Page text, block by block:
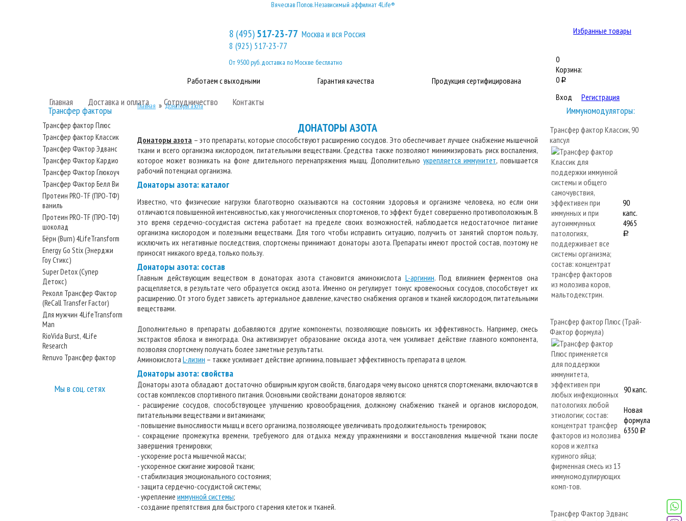
Главная Доставка и оплата Сотрудничество Контакты
Избранные товары
0
Корзина:
0 q
Работаем с выходными Гарантия качества Продукция сертифицирована
8 (495)517-23-77 Москва и вся Россия
8 (925) 517-23-77
От 9500 руб. доставка по Москве бесплатно
Вячеслав Попов. Независимый аффилиат 4Life®
Вход Регистрация
Трансфер факторы
Трансфер фактор Плюс
Трансфер фактор Классик
Трансфер Фактор Эдванс
Трансфер Фактор Кардио
Трансфер Фактор Глюкоуч
Трансфер Фактор Белл Ви
Протеин PRO-TF (ПРО-ТФ)
ваниль
Протеин PRO-TF (ПРО-ТФ)
шоколад
Бёрн (Burn) 4LifeTransform
Energy Go Stix (Энерджи
Гоу Стикс)
Super Detox (Супер
Детокс)
Реколл Трансфер Фактор
(ReCall Transfer Factor)
Для мужчин 4LifeTransform
Man
RioVida Burst, 4Life
Research
Renuvo Трансфер фактор
Мы в соц. сетях
Главная »Донаторы азота
ДОНАТОРЫ АЗОТА
Донаторы азота – это препараты, которые способствуют расширению сосудов. Это обеспечивает лучшее снабжение мышечной
ткани и всего организма кислородом, питательными веществами. Средства также позволяют минимизировать риск воспаления,
которое может возникать на фоне длительного перенапряжения мышц. Дополнительно укрепляется иммунитет, повышается
рабочий потенциал организма.
Донаторы азота: каталог
Известно, что физические нагрузки благотворно сказываются на состоянии здоровья и организме человека, но если они
отличаются повышенной интенсивностью, как у многочисленных спортсменов, то эффект будет совершенно противоположным. В
это время сердечно-сосудистая система работает на пределе своих возможностей, наблюдается недостаточное питание
организма кислородом и полезными веществами. Для того чтобы исправить ситуацию, получить от занятий спортом пользу,
исключить их негативные последствия, спортсмены принимают донаторы азота. Препараты имеют простой состав, поэтому не
приносят никакого вреда, только пользу.
Донаторы азота: состав
Главным действующим веществом в донаторах азота становится аминокислота L-аргинин. Под влиянием ферментов она
расщепляется, в результате чего образуется оксид азота. Именно он регулирует тонус кровеносных сосудов, способствует их
расширению. От этого будет зависеть артериальное давление, качество снабжения органов и тканей кислородом, питательными
веществами.
Дополнительно в препараты добавляются другие компоненты, позволяющие повысить их эффективность. Например, смесь
экстрактов яблока и винограда. Она активизирует образование оксида азота, чем усиливает действие главного компонента,
позволяя спортсмену получать более заметные результаты.
Аминокислота L-лизин – также усиливает действие аргинина, повышает эффективность препарата в целом.
Донаторы азота: свойства
Донаторы азота обладают достаточно обширным кругом свойств, благодаря чему высоко ценятся спортсменами, включаются в
состав комплексов спортивного питания. Основными свойствами донаторов являются:
- расширение сосудов, способствующее улучшению кровообращения, должному снабжению тканей и органов кислородом,
питательными веществами и витаминами;
- повышение выносливости мышц и всего организма, позволяющее увеличивать продолжительность тренировок;
- сокращение промежутка времени, требуемого для отдыха между упражнениями и восстановления мышечной ткани после
завершения тренировки;
- ускорение роста мышечной массы;
- ускоренное сжигание жировой ткани;
- стабилизация эмоционального состояния;
- защита сердечно-сосудистой системы;
- укрепление иммунной системы;
- создание препятствия для быстрого старения клеток и тканей.
Иммуномодуляторы:
Трансфер фактор Классик, 90
капсул
90
капс.
4965
a
Трансфер фактор Плюс (Трай-
Фактор формула)
90 капс.
Новая
формула
6350 a
Трансфер Фактор Эдванс